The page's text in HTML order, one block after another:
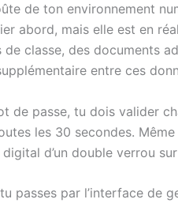
de ton environnement
abord, mais elle est en
de classe, des
entre ces
de passe, tu dois valider
les 30 secondes.
d’un double verrou
par l’interface de